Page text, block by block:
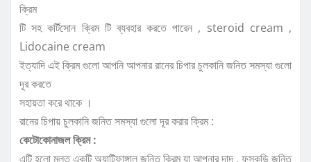
ক্রিম
টি সহ কর্টিসোন ক্রিম টি ব্যবহার করতে পারেন , steroid cream ,
Lidocaine cream
ইত্যাদি এই ক্রিম গুলো আপনি আপনার রানের চিপার চুলকানি জনিত সমস্যা গুলো
দূর করতে
সহায়তা করে থাকে ।
রানের চিপায় চুলকানি জনিত সমস্যা গুলো দূর করার ক্রিম :
কেটোকোনাজল ক্রিম :
এটি হলো মূলত একটি অ্যান্টিফাঙ্গাল জনিত ক্রিম যা আপনার দাদ , ফুসকুড়ি জনিত